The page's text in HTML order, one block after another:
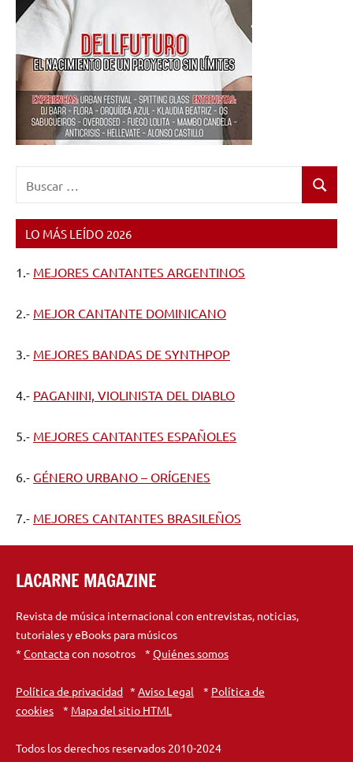
Buscar
LO MÁS LEÍDO 2026
1.- MEJORES CANTANTES ARGENTINOS
2.- MEJOR CANTANTE DOMINICANO
3.- MEJORES BANDAS DE SYNTHPOP
4.- PAGANINI, VIOLINISTA DEL DIABLO
5.- MEJORES CANTANTES ESPAÑOLES
6.- GÉNERO URBANO – ORÍGENES
7.- MEJORES CANTANTES BRASILEÑOS
LACARNE MAGAZINE
Revista de música internacional con entrevistas, noticias,
tutoriales y eBooks para músicos
* Contactacon nosotros * Quiénes somos
Política de privacidad * Aviso Legal * Política de
cookies * Mapa del sitio HTML
Todos los derechos reservados 2010-2024